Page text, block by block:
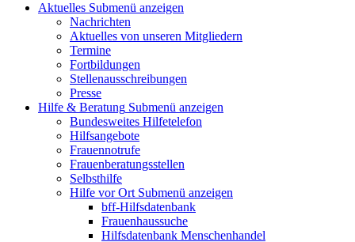
Aktuelles Submenü anzeigen
Nachrichten
Aktuelles von unseren Mitgliedern
Termine
Fortbildungen
Stellenausschreibungen
Presse
Hilfe & Beratung Submenü anzeigen
Bundesweites Hilfetelefon
Hilfsangebote
Frauennotrufe
Frauenberatungsstellen
Selbsthilfe
Hilfe vor Ort Submenü anzeigen
bff-Hilfsdatenbank
Frauenhaussuche
Hilfsdatenbank Menschenhandel